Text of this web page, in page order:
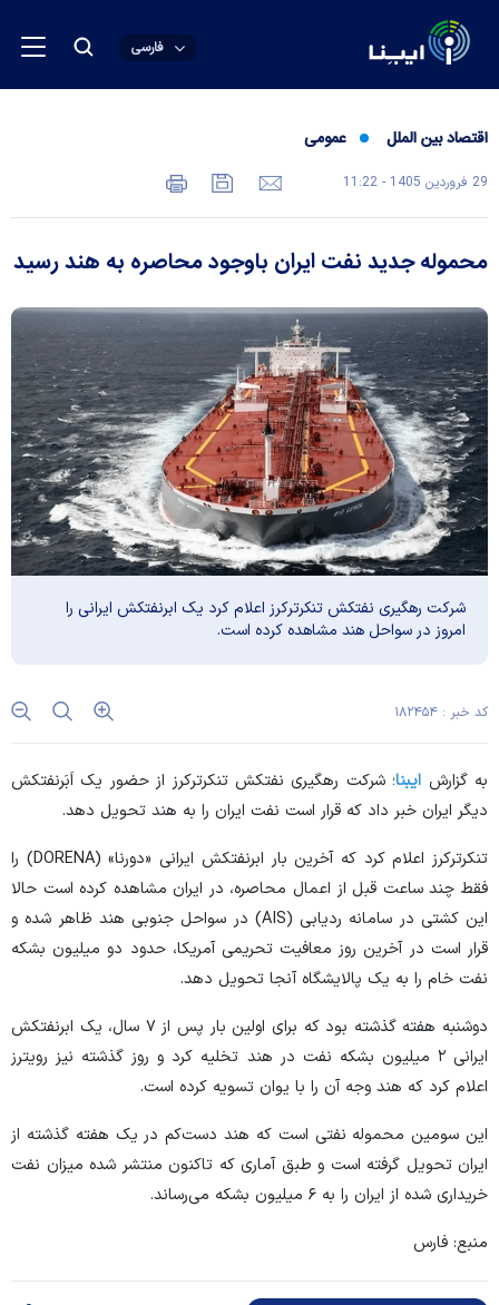
فارسی
اقتصاد بین الملل عمومی
29 فروردين 1405 - 11:22
محموله جدید نفت ایران باوجود محاصره به هند رسید
شرکت رهگیری نفتکش تنکرترکرز اعلام کرد یک ابرنفتکش ایرانی را
امروز در سواحل هند مشاهده کرده است.
کد خبر : ۱۸۲۴۵۴
به گزارش ایبنا؛ شرکت رهگیری نفتکش تنکرترکرز از حضور یک اَبَرنفتکش
دیگر ایران خبر داد که قرار است نفت ایران را به هند تحویل دهد.
تنکرترکرز اعلام کرد که آخرین بار ابرنفتکش ایرانی «دورنا» (DORENA) را
فقط چند ساعت قبل از اعمال محاصره، در ایران مشاهده کرده است حالا
این کشتی در سامانه ردیابی (AIS) در سواحل جنوبی هند ظاهر شده و
قرار است در آخرین روز معافیت تحریمی آمریکا، حدود دو میلیون بشکه
نفت خام را به یک پالایشگاه آنجا تحویل دهد.
دوشنبه هفته گذشته بود که برای اولین بار پس از ۷ سال، یک ابرنفتکش
ایرانی ۲ میلیون بشکه نفت در هند تخلیه کرد و روز گذشته نیز رویترز
اعلام کرد که هند وجه آن را با یوان تسویه کرده است.
این سومین محموله نفتی است که هند دست‌کم در یک هفته گذشته از
ایران تحویل گرفته است و طبق آماری که تاکنون منتشر شده میزان نفت
خریداری شده از ایران را به ۶ میلیون بشکه می‌رساند.
منبع: فارس